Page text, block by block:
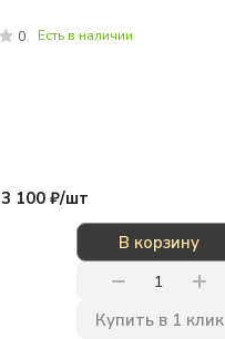
0 Есть в наличии
3 100 ₽/шт
В корзину
Купить в 1 клик